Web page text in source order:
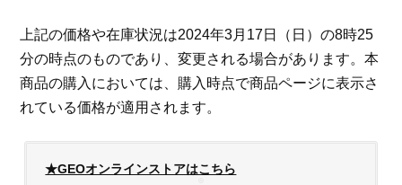
上記の価格や在庫状況は2024年3月17日（日）の8時25
分の時点のものであり、変更される場合があります。本
商品の購入においては、購入時点で商品ページに表示さ
れている価格が適用されます。
★GEOオンラインストアはこちら